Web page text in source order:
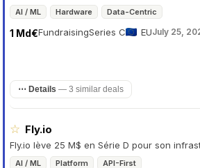
AI / ML Hardware Data-Centric
Fundraising
1 Md€ Series C EUJuly 25,
⋯ Details — 3 similar deals
☆ Fly.io
Fly.io lève 25 M$ en Série D pour son
AI / ML Platform API-First